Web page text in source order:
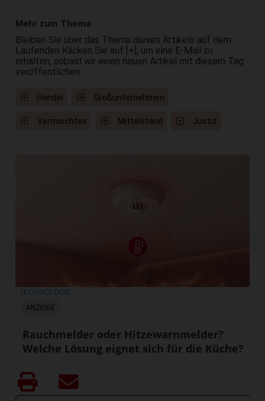
Mehr zum Thema
Bleiben Sie über das Thema dieses Artikels auf dem
Laufenden Klicken Sie auf [+], um eine E-Mail zu
erhalten, sobald wir einen neuen Artikel mit diesem Tag
veröffentlichen
Handel Großunternehmen
Vermischtes Mittelstand Justiz
ANZEIGE
TECHNOLOGIE
Rauchmelder oder Hitzewarnmelder?
Welche Lösung eignet sich für die Küche?